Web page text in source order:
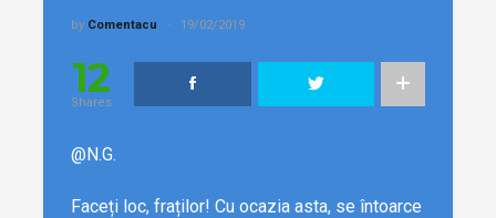
by Comentacu 19/02/2019
12
Shares
@N.G.
Faceți loc, fraților! Cu ocazia asta, se întoarce